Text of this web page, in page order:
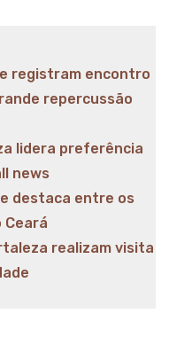
registram encontro
repercussão
lidera preferência
news
destaca entre os
Ceará
realizam visita